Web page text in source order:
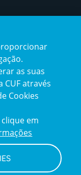
as suas
CUF através
Cookies
em